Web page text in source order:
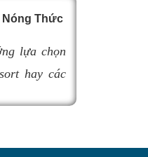
vực trưng
kích thước
nhiệt, ảnh
tìm hiểu
Nóng Thức
lựa chọn
hay các